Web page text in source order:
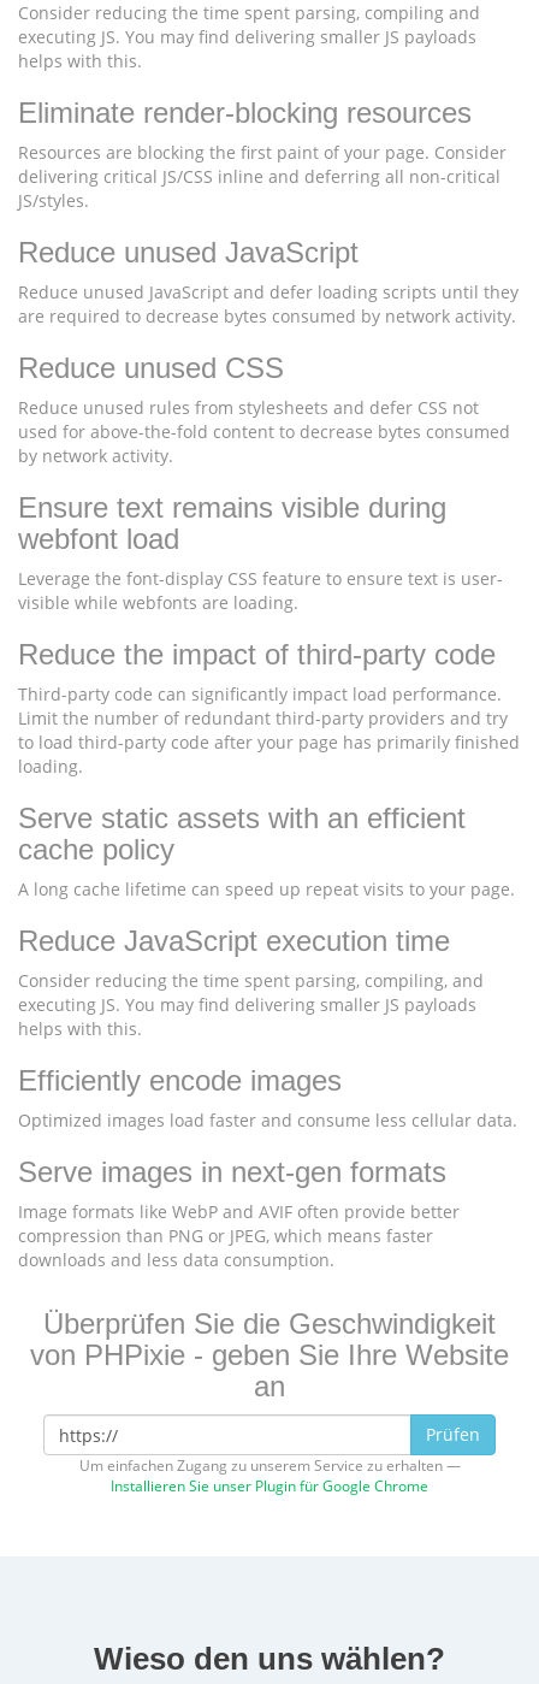
Consider reducing the time spent parsing, compiling and
executing JS. You may find delivering smaller JS payloads
helps with this.
Eliminate render-blocking resources
Resources are blocking the first paint of your page. Consider
delivering critical JS/CSS inline and deferring all non-critical
JS/styles.
Reduce unused JavaScript
Reduce unused JavaScript and defer loading scripts until they
are required to decrease bytes consumed by network activity.
Reduce unused CSS
Reduce unused rules from stylesheets and defer CSS not
used for above-the-fold content to decrease bytes consumed
by network activity.
Ensure text remains visible during
webfont load
Leverage the font-display CSS feature to ensure text is user-
visible while webfonts are loading.
Reduce the impact of third-party code
Third-party code can significantly impact load performance.
Limit the number of redundant third-party providers and try
to load third-party code after your page has primarily finished
loading.
Serve static assets with an efficient
cache policy
A long cache lifetime can speed up repeat visits to your page.
Reduce JavaScript execution time
Consider reducing the time spent parsing, compiling, and
executing JS. You may find delivering smaller JS payloads
helps with this.
Efficiently encode images
Optimized images load faster and consume less cellular data.
Serve images in next-gen formats
Image formats like WebP and AVIF often provide better
compression than PNG or JPEG, which means faster
downloads and less data consumption.
Überprüfen Sie die Geschwindigkeit
von PHPixie - geben Sie Ihre Website
an
Prüfen
Um einfachen Zugang zu unserem Service zu erhalten —
Installieren Sie unser Plugin für Google Chrome
Wieso den uns wählen?